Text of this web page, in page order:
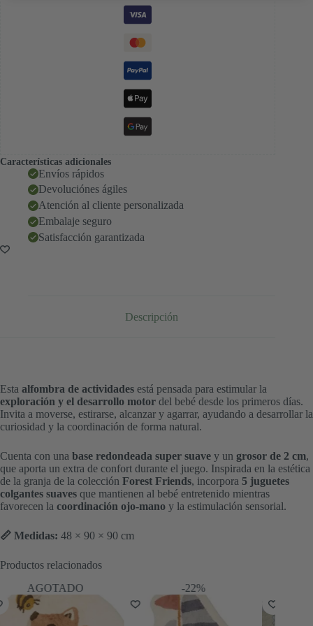
Características adicionales
Envíos rápidos
Devoluciónes ágiles
Atención al cliente personalizada
Embalaje seguro
Satisfacción garantizada
Descripción
Esta alfombra de actividades está pensada para estimular la
exploración y el desarrollo motor del bebé desde los primeros días.
Invita a moverse, estirarse, alcanzar y agarrar, ayudando a desarrollar la
curiosidad y la coordinación de forma natural.
Cuenta con una base redondeada super suave y un grosor de 2 cm,
que aporta un extra de confort durante el juego. Inspirada en la estética
de la granja de la colección Forest Friends, incorpora 5 juguetes
colgantes suaves que mantienen al bebé entretenido mientras
favorecen la coordinación ojo-mano y la estimulación sensorial.
📏 Medidas: 48 × 90 × 90 cm
Productos relacionados
-22%
-24%